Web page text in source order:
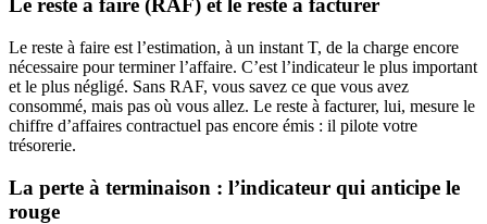
Le reste à faire (RAF) et le reste à facturer
Le reste à faire est l’estimation, à un instant T, de la charge encore
nécessaire pour terminer l’affaire. C’est l’indicateur le plus important
et le plus négligé. Sans RAF, vous savez ce que vous avez
consommé, mais pas où vous allez. Le reste à facturer, lui, mesure le
chiffre d’affaires contractuel pas encore émis : il pilote votre
trésorerie.
La perte à terminaison : l’indicateur qui anticipe le
rouge